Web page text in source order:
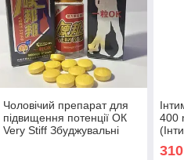
Чоловічий препарат для
підвищення потенції ОК
Very Stiff Збуджувальні
400
310